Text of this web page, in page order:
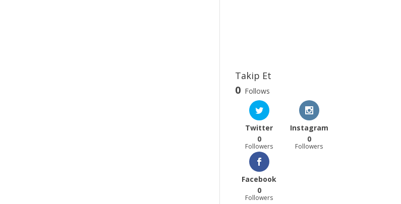
Takip Et
0 Follows
Twitter
0
Followers
Instagram
0
Followers
Facebook
0
Followers